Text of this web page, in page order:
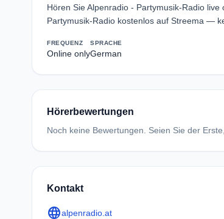
Hören Sie Alpenradio - Partymusik-Radio
Partymusik-Radio kostenlos auf Streema —
FREQUENZ
Online only
SPRACHE
German
Hörerbewertungen
Noch keine Bewertungen. Seien Sie der
Kontakt
languagealpenradio.at